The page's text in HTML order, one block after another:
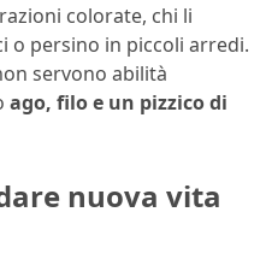
colorate, chi li
o persino in piccoli arredi.
servono abilità
ago, filo e un pizzico di
nuova vita